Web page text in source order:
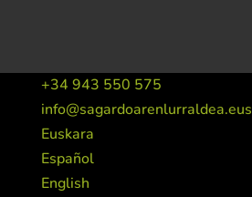
+34 943 550 575
info@sagardoarenlurraldea.eus
Euskara
Español
English